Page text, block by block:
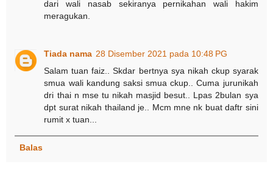
dari wali nasab sekiranya pernikahan wali hakim
meragukan.
Tiada nama 28 Disember 2021 pada 10:48 PG
Salam tuan faiz.. Skdar bertnya sya nikah ckup syarak
smua wali kandung saksi smua ckup.. Cuma jurunikah
dri thai n mse tu nikah masjid besut.. Lpas 2bulan sya
dpt surat nikah thailand je.. Mcm mne nk buat daftr sini
rumit x tuan...
Balas